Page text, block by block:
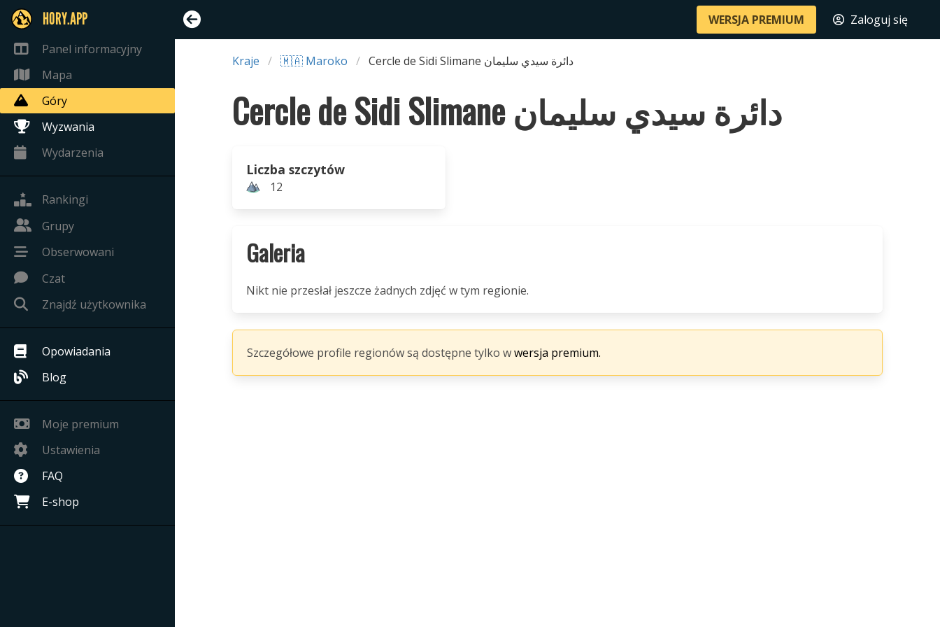
HORY.APP
Panel informacyjny
Mapa
Góry
Wyzwania
Wydarzenia
Rankingi
Grupy
Obserwowani
Czat
Znajdź użytkownika
Opowiadania
Blog
Moje premium
Ustawienia
FAQ
E-shop
WERSJA PREMIUM Zaloguj się
Kraje 🇲🇦 Maroko Cercle de Sidi Slimane دائرة سيدي سليمان
Cercle de Sidi Slimane دائرة سيدي سليمان
Liczba szczytów
12
Galeria
Nikt nie przesłał jeszcze żadnych zdjęć w tym regionie.
Szczegółowe profile regionów są dostępne tylko wwersja premium.